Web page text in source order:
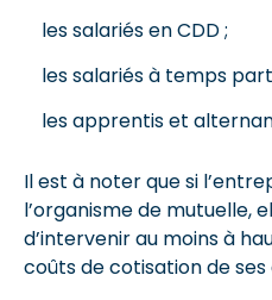
les salariés en CDD ;
les salariés à temps
les apprentis et
Il est à noter que si
l’organisme de mutuelle,
d’intervenir au moins à
coûts de cotisation de ses